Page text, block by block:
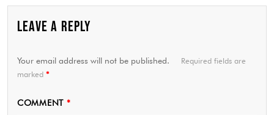
LEAVE A REPLY
Your email address will not be published.
Required fields are
marked *
COMMENT *